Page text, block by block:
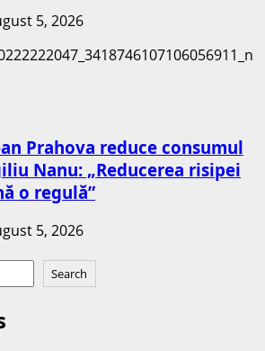
5, 2026
Prahova reduce consumul
Nanu: „Reducerea risipei
o regulă”
5, 2026
Search